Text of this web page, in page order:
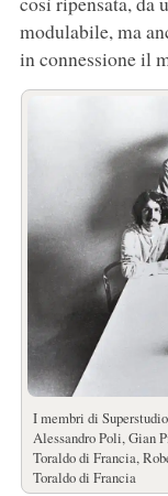
modulabile, ma
in connessione il
I membri di
Alessandro Poli, Gian
Toraldo di Francia,
Toraldo di Francia